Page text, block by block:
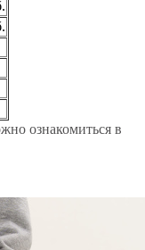
ознакомиться в